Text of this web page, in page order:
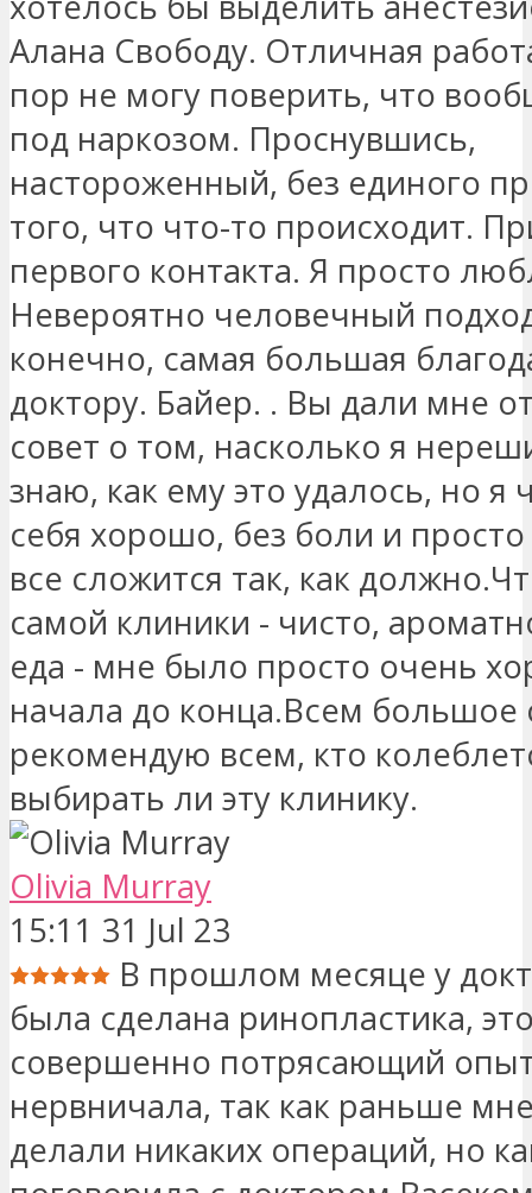
Алана Свободу. Отличная
пор не могу поверить, что
под наркозом. Проснувшись,
настороженный, без единого
того, что что-то происходит.
первого контакта. Я просто
Невероятно человечный
конечно, самая большая
доктору. Байер. . Вы дали мне
совет о том, насколько я
знаю, как ему это удалось, но я
себя хорошо, без боли и просто
все сложится так, как
самой клиники - чисто,
еда - мне было просто очень
начала до конца.Всем большое
рекомендую всем, кто
выбирать ли эту клинику.
Olivia Murray
15:11 31 Jul 23
В прошлом месяце у
была сделана ринопластика,
совершенно потрясающий
нервничала, так как раньше
делали никаких операций, но